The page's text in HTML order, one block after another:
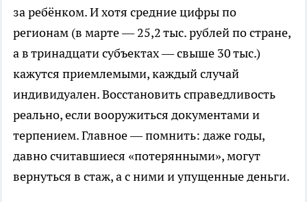
за ребёнком. И хотя средние цифры по
регионам (в марте — 25,2 тыс. рублей по стране,
а в тринадцати субъектах — свыше 30 тыс.)
кажутся приемлемыми, каждый случай
индивидуален. Восстановить справедливость
реально, если вооружиться документами и
терпением. Главное — помнить: даже годы,
давно считавшиеся «потерянными», могут
вернуться в стаж, а с ними и упущенные деньги.